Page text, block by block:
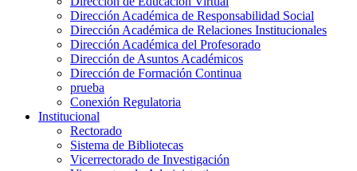
Dirección Académica de Responsabilidad Social
Dirección Académica de Relaciones Institucionales
Dirección Académica del Profesorado
Dirección de Asuntos Académicos
Dirección de Formación Continua
prueba
Conexión Regulatoria
Institucional
Rectorado
Sistema de Bibliotecas
Vicerrectorado de Investigación